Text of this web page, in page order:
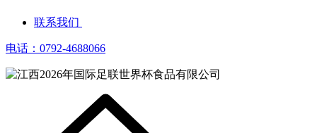
联系我们
电话：0792-4688066